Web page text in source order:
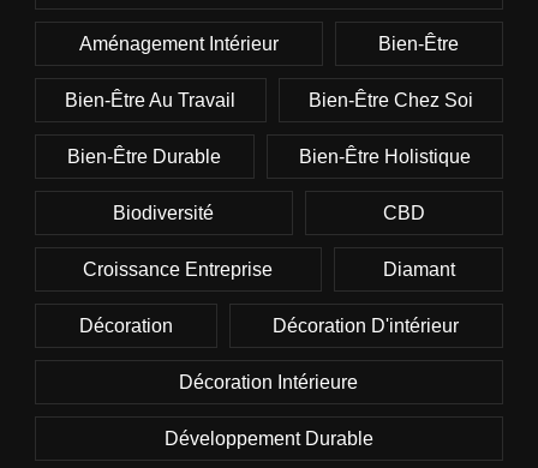
Aménagement Intérieur Bien-Être
Bien-Être Au Travail Bien-Être Chez Soi
Bien-Être Durable Bien-Être Holistique
Biodiversité CBD
Croissance Entreprise Diamant
Décoration Décoration D'intérieur
Décoration Intérieure
Développement Durable